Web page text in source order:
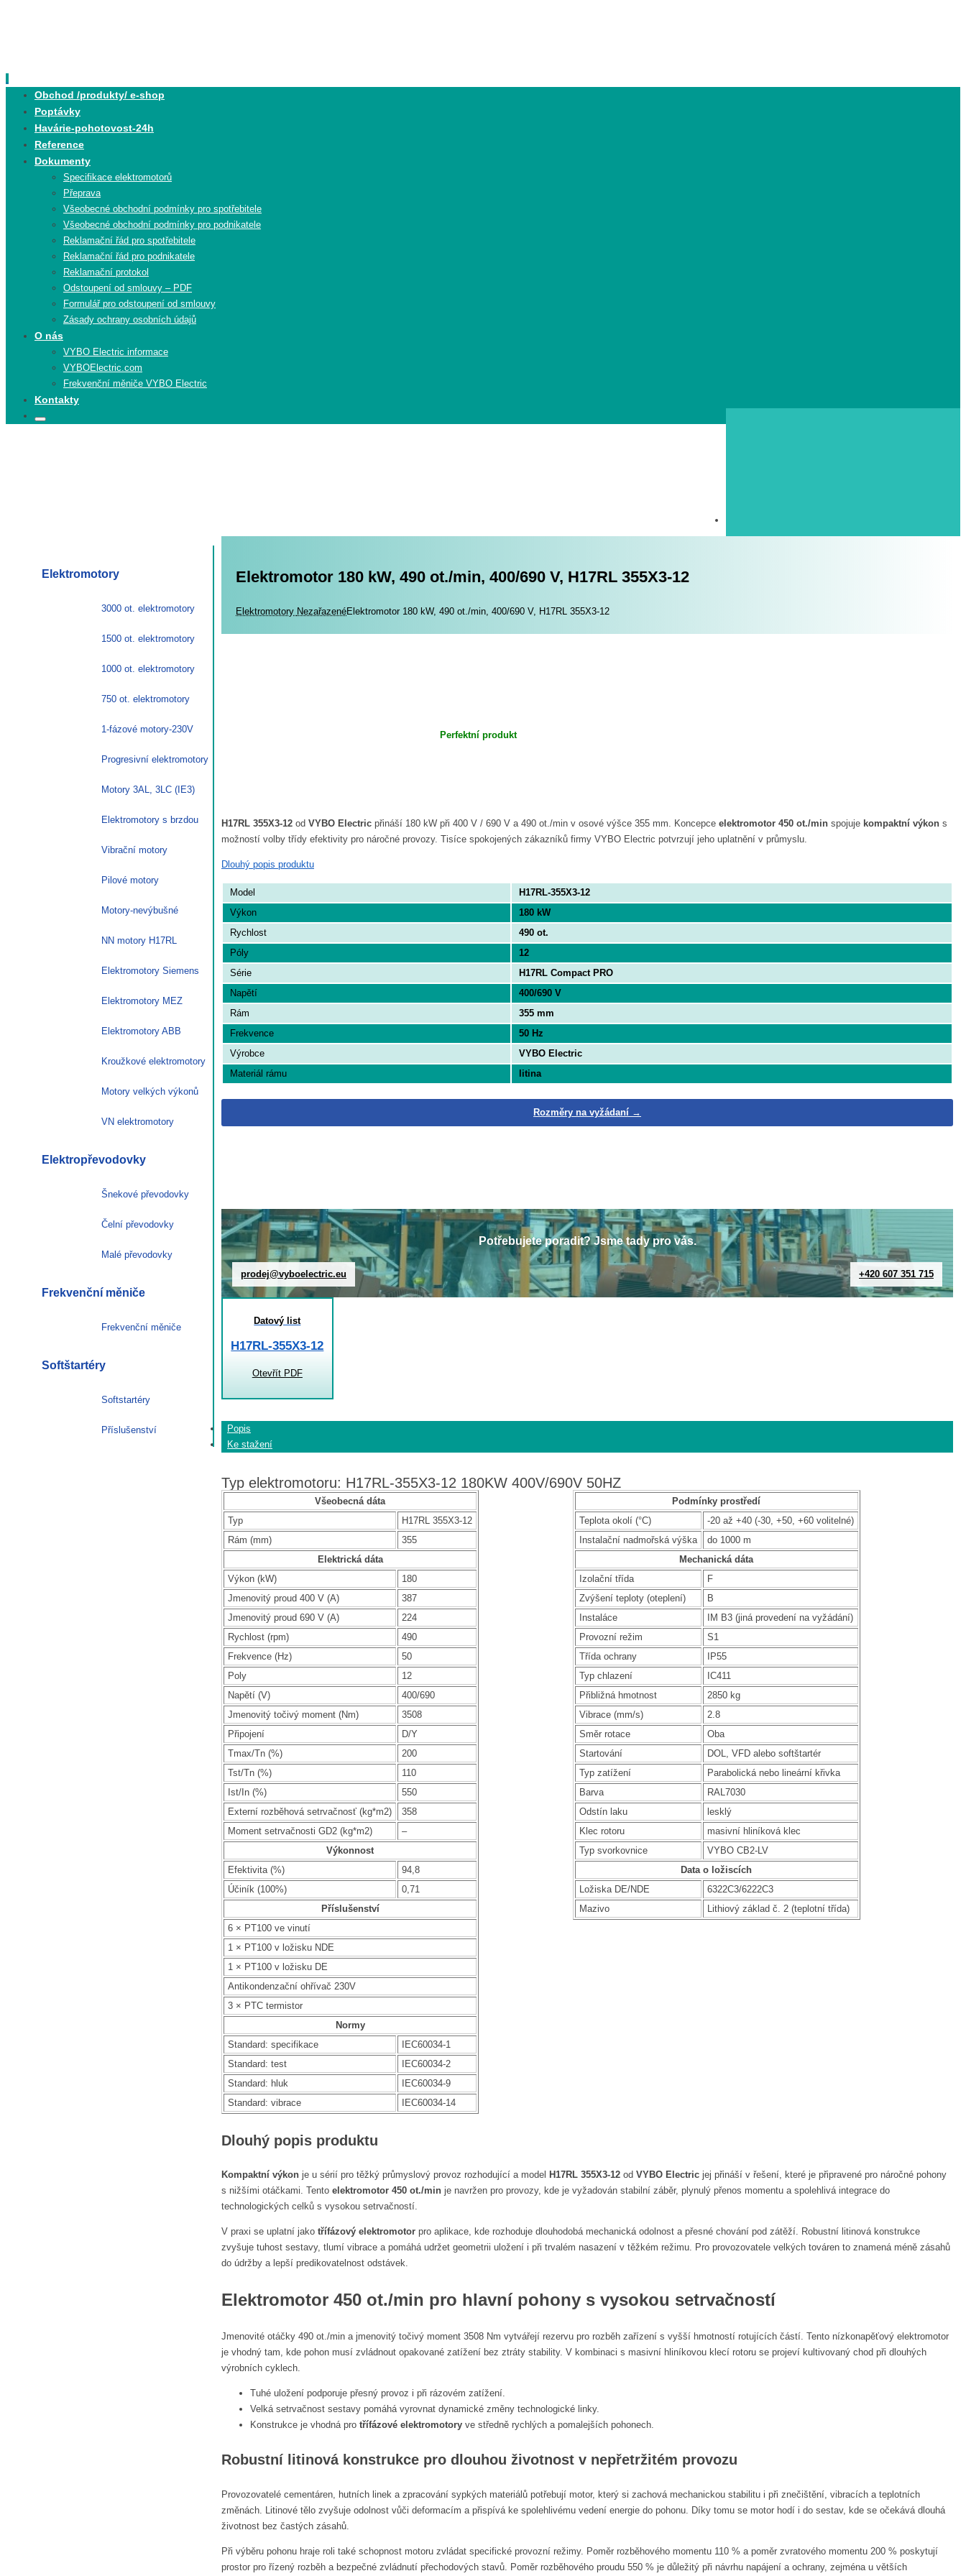
content
Obchod /produkty/ e-shop
Poptávky
Havárie-pohotovost-24h
Reference
Dokumenty
Specifikace elektromotorů
Přeprava
Všeobecné obchodní podmínky pro spotřebitele
Všeobecné obchodní podmínky pro podnikatele
Reklamační řád pro spotřebitele
Reklamační řád pro podnikatele
Reklamační protokol
Odstoupení od smlouvy – PDF
Formulář pro odstoupení od smlouvy
Zásady ochrany osobních údajů
O nás
VYBO Electric informace
VYBOElectric.com
Frekvenční měniče VYBO Electric
Kontakty
Search
Search
Elektromotor 180 kW, 490 ot./min, 400/690 V, H17RL 355X3-12
Elektromotory Elektromotory
NezařazenéElektromotor 180 kW, 490 ot./min, 400/690 V, H17RL 355X3-12
Perfektní produkt
H17RL 355X3-12 od VYBO Electric přináší 180 kW při 400 V / 690 V a 490 ot./min v osové výšce 355 mm. Koncepce elektromotor 450 ot./min spojuje kompaktní výkon s
možností volby třídy efektivity pro náročné provozy. Tisíce spokojených zákazníků firmy VYBO Electric potvrzují jeho uplatnění v průmyslu.
Dlouhý popis produktu
Model
H17RL-355X3-12
Výkon
180 kW
Rychlost
490 ot.
Póly
12
Série
H17RL Compact PRO
Napětí
400/690 V
Rám
355 mm
Frekvence
50 Hz
Výrobce
VYBO Electric
Materiál rámu
litina
Rozměry na vyžádaní →
Potřebujete poradit? Jsme tady pro vás.
prodej@vyboelectric.eu +420 607 351 715
Datový list
H17RL-355X3-12
Otevřít PDF
Popis
Ke stažení
Typ elektromotoru: H17RL-355X3-12 180KW 400V/690V 50HZ
Všeobecná dáta
Typ
H17RL 355X3-12
Rám (mm)
355
Elektrická dáta
Výkon (kW)
180
Jmenovitý proud 400 V (A)
387
Jmenovitý proud 690 V (A)
224
Rychlost (rpm)
490
Frekvence (Hz)
50
Poly
12
Napětí (V)
400/690
Jmenovitý točivý moment (Nm)
3508
Připojení
D/Y
Tmax/Tn (%)
200
Tst/Tn (%)
110
Ist/In (%)
550
Externí rozběhová setrvačnosť (kg*m2)
358
Moment setrvačnosti GD2 (kg*m2)
–
Výkonnost
Efektivita (%)
94,8
Účiník (100%)
0,71
Příslušenství
6 × PT100 ve vinutí
1 × PT100 v ložisku NDE
1 × PT100 v ložisku DE
Antikondenzační ohřívač 230V
3 × PTC termistor
Normy
Standard: specifikace
IEC60034-1
Standard: test
IEC60034-2
Standard: hluk
IEC60034-9
Standard: vibrace
IEC60034-14
Podmínky prostředí
Teplota okolí (°C)
-20 až +40 (-30, +50, +60 volitelné)
Instalační nadmořská výška
do 1000 m
Mechanická dáta
Izolační třída
F
Zvýšení teploty (oteplení)
B
Instaláce
IM B3 (jiná provedení na vyžádání)
Provozní režim
S1
Třída ochrany
IP55
Typ chlazení
IC411
Přibližná hmotnost
2850 kg
Vibrace (mm/s)
2.8
Směr rotace
Oba
Startování
DOL, VFD alebo softštartér
Typ zatížení
Parabolická nebo lineární křivka
Barva
RAL7030
Odstín laku
lesklý
Klec rotoru
masivní hliníková klec
Typ svorkovnice
VYBO CB2-LV
Data o ložiscích
Ložiska DE/NDE
6322C3/6222C3
Mazivo
Lithiový základ č. 2 (teplotní třída)
Dlouhý popis produktu
Kompaktní výkon je u sérií pro těžký průmyslový provoz rozhodující a model H17RL 355X3-12 od VYBO Electric jej přináší v řešení, které je připravené pro náročné pohony
s nižšími otáčkami. Tento elektromotor 450 ot./min je navržen pro provozy, kde je vyžadován stabilní záběr, plynulý přenos momentu a spolehlivá integrace do
technologických celků s vysokou setrvačností.
V praxi se uplatní jako třífázový elektromotor pro aplikace, kde rozhoduje dlouhodobá mechanická odolnost a přesné chování pod zátěží. Robustní litinová konstrukce
zvyšuje tuhost sestavy, tlumí vibrace a pomáhá udržet geometrii uložení i při trvalém nasazení v těžkém režimu. Pro provozovatele velkých továren to znamená méně zásahů
do údržby a lepší predikovatelnost odstávek.
Elektromotor 450 ot./min pro hlavní pohony s vysokou setrvačností
Jmenovité otáčky 490 ot./min a jmenovitý točivý moment 3508 Nm vytvářejí rezervu pro rozběh zařízení s vyšší hmotností rotujících částí. Tento nízkonapěťový elektromotor
je vhodný tam, kde pohon musí zvládnout opakované zatížení bez ztráty stability. V kombinaci s masivní hliníkovou klecí rotoru se projeví kultivovaný chod při dlouhých
výrobních cyklech.
Tuhé uložení podporuje přesný provoz i při rázovém zatížení.
Velká setrvačnost sestavy pomáhá vyrovnat dynamické změny technologické linky.
Konstrukce je vhodná pro třífázové elektromotory ve středně rychlých a pomalejších pohonech.
Robustní litinová konstrukce pro dlouhou životnost v nepřetržitém provozu
Provozovatelé cementáren, hutních linek a zpracování sypkých materiálů potřebují motor, který si zachová mechanickou stabilitu i při znečištění, vibracích a teplotních
změnách. Litinové tělo zvyšuje odolnost vůči deformacím a přispívá ke spolehlivému vedení energie do pohonu. Díky tomu se motor hodí i do sestav, kde se očekává dlouhá
životnost bez častých zásahů.
Při výběru pohonu hraje roli také schopnost motoru zvládat specifické provozní režimy. Poměr rozběhového momentu 110 % a poměr zvratového momentu 200 % poskytují
prostor pro řízený rozběh a bezpečné zvládnutí přechodových stavů. Poměr rozběhového proudu 550 % je důležitý při návrhu napájení a ochrany, zejména u větších
Elektromotory
3000 ot. elektromotory
1500 ot. elektromotory
1000 ot. elektromotory
750 ot. elektromotory
1-fázové motory-230V
Progresivní elektromotory
Motory 3AL, 3LC (IE3)
Elektromotory s brzdou
Vibrační motory
Pilové motory
Motory-nevýbušné
NN motory H17RL
Elektromotory Siemens
Elektromotory MEZ
Elektromotory ABB
Kroužkové elektromotory
Motory velkých výkonů
VN elektromotory
Elektropřevodovky
Šnekové převodovky
Čelní převodovky
Malé převodovky
Frekvenční měniče
Frekvenční měniče
Softštartéry
Softstartéry
Příslušenství